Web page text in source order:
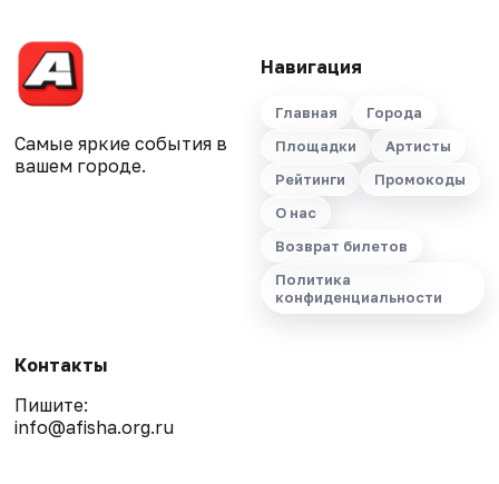
Самые яркие события в
вашем городе.
Навигация
Главная
Города
Площадки
Артисты
Рейтинги
Промокоды
О нас
Возврат билетов
Политика
конфиденциальности
Контакты
Пишите:
info@afisha.org.ru